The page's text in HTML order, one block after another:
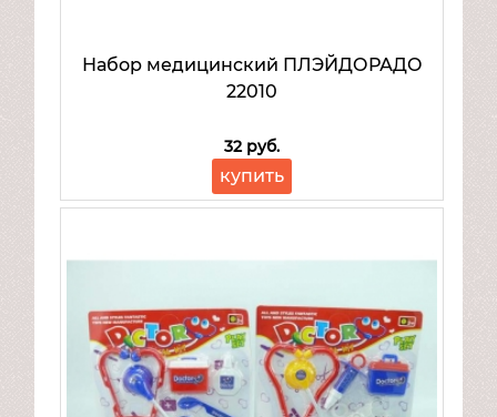
Велосипеды
Надувная продукция
Товары для спорта и отдыха
Набор медицинский ПЛЭЙДОРАДО
22010
32 руб.
купить